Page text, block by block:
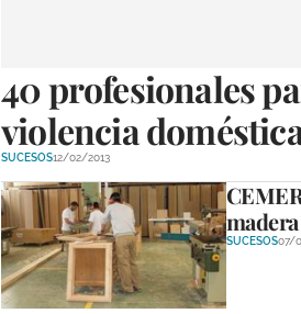
40 profesionales
violencia
SUCESOS12/02/2013
madera
SUCESOS07/